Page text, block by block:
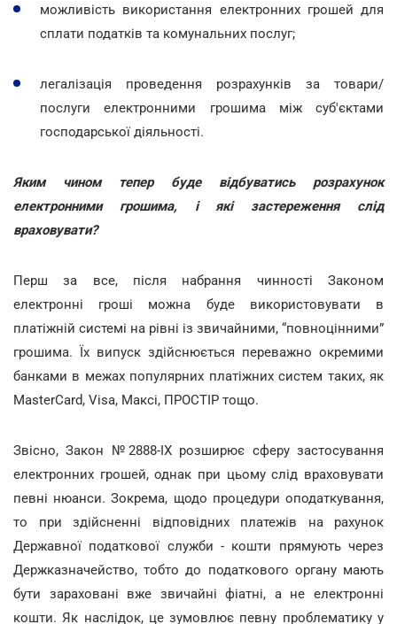
можливість використання електронних грошей для
сплати податків та комунальних послуг;
легалізація проведення розрахунків за товари/
послуги електронними грошима між суб'єктами
господарської діяльності.
Яким чином тепер буде відбуватись розрахунок
електронними грошима, і які застереження слід
враховувати?
Перш за все, після набрання чинності Законом
електронні гроші можна буде використовувати в
платіжній системі на рівні із звичайними, “повноцінними”
грошима. Їх випуск здійснюється переважно окремими
банками в межах популярних платіжних систем таких, як
MasterCard, Visa, Максі, ПРОСТІР тощо.
Звісно, Закон №2888-ІХ розширює сферу застосування
електронних грошей, однак при цьому слід враховувати
певні нюанси. Зокрема, щодо процедури оподаткування,
то при здійсненні відповідних платежів на рахунок
Державної податкової служби - кошти прямують через
Держказначейство, тобто до податкового органу мають
бути зараховані вже звичайні фіатні, а не електронні
кошти. Як наслідок, це зумовлює певну проблематику у